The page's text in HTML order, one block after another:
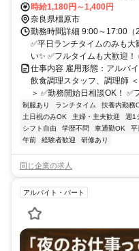
時給1,180円～1,400円
奈良県橿原市
勤務時間詳細 9:00～17:00（
✅平日ランチタイムのみも
い✨ ✅フルタイムも大歓迎！
仕事内容 雇用形態：アルバ
飲食調理スタッフ、調理師
＞ ✅勤務開始日相談OK！ ✅
制服あり ランチタイム 扶養内勤務
土日祝のみOK
主婦・主夫歓迎 週1
シフト自由
学歴不問 車通勤OK 平
午前
経験者歓迎 研修あり
同じ企業の求人
アルバイト・パート